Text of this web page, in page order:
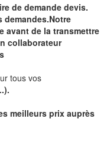
de demande devis.
avant de la transmettre
collaborateur
tous vos
.
meilleurs prix auprès